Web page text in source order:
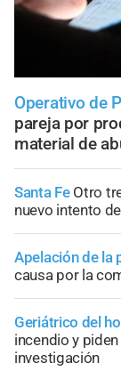
Operativo de
pareja por
material de
Santa Fe Otro
nuevo intento
Apelación de la
causa por la
Geriátrico del
incendio y
investigación